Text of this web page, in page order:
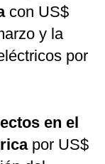
con US$
y la
por
en el
por US$